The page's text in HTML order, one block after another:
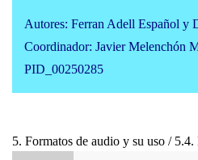
Autores: Ferran Adell Español y
Coordinador: Javier Melenchón
PID_00250285
5. Formatos de audio y su uso /